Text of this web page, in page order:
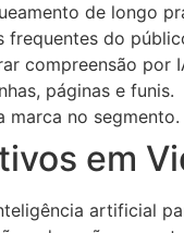
de longo
frequentes do
compreensão por
páginas e funis.
marca no segmento.
em
artificial